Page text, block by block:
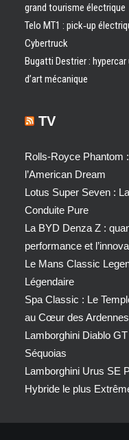
grand tourisme électrique
Telo MT1 : pick‑up
Cybertruck
Bugatti Destrier :
d’art mécanique
TV
Rolls-Royce Phantom
l’American Dream
Lotus Super Seven :
Conduite Pure
La BYD Denza Z :
performance et
Le Mans Classic
Légendaire
Spa Classic : Le
au Cœur des Ardennes
Lamborghini Diablo
Séquoias
Lamborghini Urus SE
Hybride le plus